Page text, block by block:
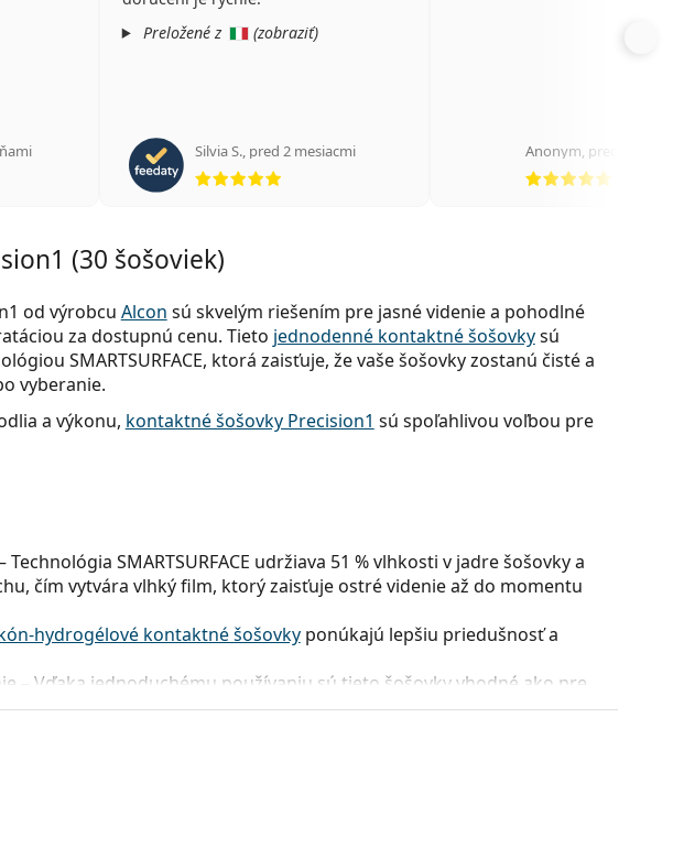
Preložené z
(zobraziť)
Silvia S., pred 2 mesiacmi Anonym, pred 4
(30 šošoviek)
od výrobcu Alcon sú skvelým riešením pre jasné videnie a pohodlné
za dostupnú cenu. Tieto jednodenné kontaktné šošovkysú
SMARTSURFACE, ktorá zaisťuje, že vaše šošovky zostanú čisté a
vyberanie.
a výkonu, kontaktné šošovky Precision1 sú spoľahlivou voľbou pre
Technológia SMARTSURFACE udržiava 51 % vlhkosti v jadre šošovky a
čím vytvára vlhký film, ktorý zaisťuje ostré videnie až do momentu
hydrogélové kontaktné šošovkyponúkajú lepšiu priedušnosť a
– Vďaka jednoduchému používaniu sú tieto šošovky vhodné ako pre
používateľov kontaktných šošoviek.
určené?